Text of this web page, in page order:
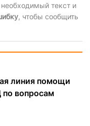
текст и
, чтобы сообщить
линия помощи
вопросам